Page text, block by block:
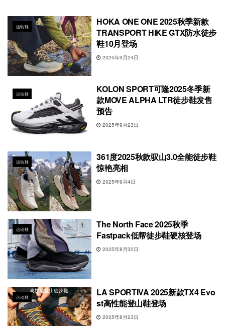
运动鞋
HOKA ONE ONE 2025秋季新款
TRANSPORT HIKE GTX防水徒步
鞋10月登场
2025年9月24日
运动鞋
KOLON SPORT可隆2025冬季新
款MOVE ALPHA LTR徒步鞋发售
预告
2025年9月23日
运动鞋
361度2025秋款驭山3.0全能徒步鞋
惊艳亮相
2025年9月4日
运动鞋
The North Face 2025秋季
Fastpack低帮徒步鞋硬核登场
2025年8月30日
运动鞋
LA SPORTIVA 2025新款TX4 Evo
st高性能登山鞋登场
2025年8月23日